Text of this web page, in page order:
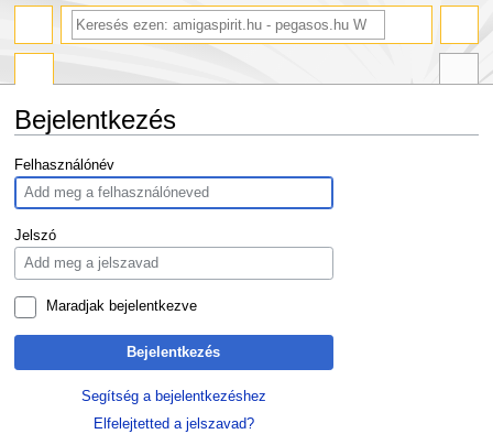
Bejelentkezés
Ugrás
a
navigációhoz
Ugrás
a
kereséshez
Felhasználónév
Jelszó
Maradjak bejelentkezve
Bejelentkezés
Segítség a bejelentkezéshez
Elfelejtetted a jelszavad?